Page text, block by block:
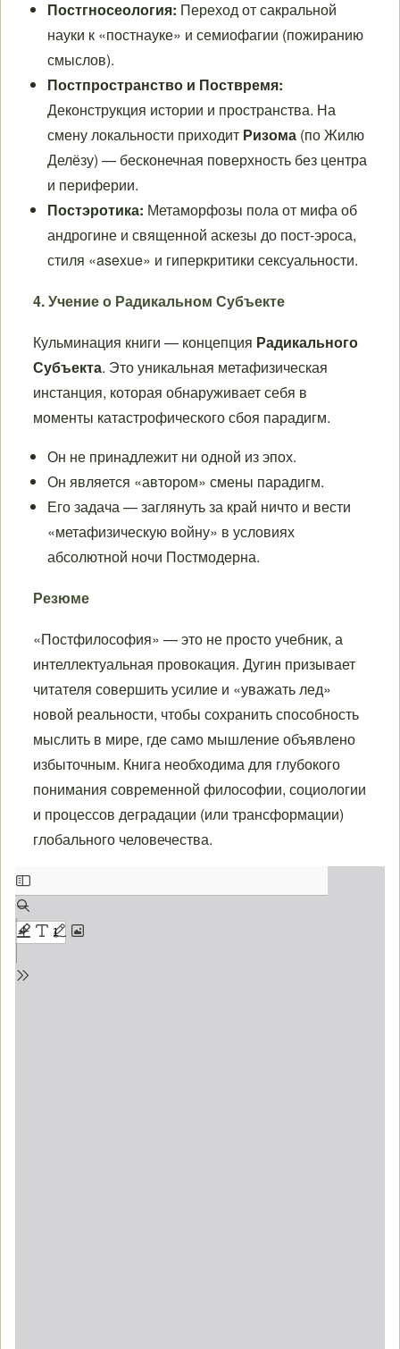
Постгносеология: Переход от сакральной
науки к «постнауке» и семиофагии (пожиранию
смыслов).
Постпространство и Поствремя:
Деконструкция истории и пространства. На
смену локальности приходит Ризома (по Жилю
Делёзу) — бесконечная поверхность без центра
и периферии.
Постэротика: Метаморфозы пола от мифа об
андрогине и священной аскезы до пост-эроса,
стиля «asexue» и гиперкритики сексуальности.
4. Учение о Радикальном Субъекте
Кульминация книги — концепция Радикального
Субъекта. Это уникальная метафизическая
инстанция, которая обнаруживает себя в
моменты катастрофического сбоя парадигм.
Он не принадлежит ни одной из эпох.
Он является «автором» смены парадигм.
Его задача — заглянуть за край ничто и вести
«метафизическую войну» в условиях
абсолютной ночи Постмодерна.
Резюме
«Постфилософия» — это не просто учебник, а
интеллектуальная провокация. Дугин призывает
читателя совершить усилие и «уважать лед»
новой реальности, чтобы сохранить способность
мыслить в мире, где само мышление объявлено
избыточным. Книга необходима для глубокого
понимания современной философии, социологии
и процессов деградации (или трансформации)
глобального человечества.